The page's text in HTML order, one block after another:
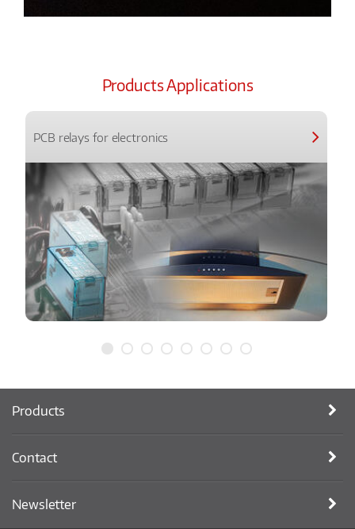
Products Applications
PCB relays for electronics
Products
Contact
Newsletter